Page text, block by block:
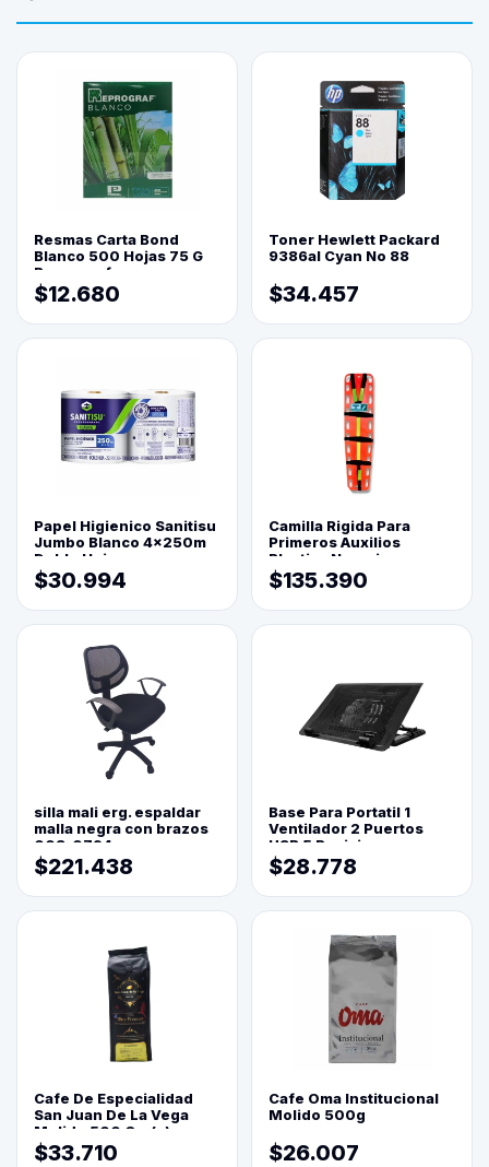
Resmas Carta Bond
Blanco 500 Hojas 75 G
Reprograf.
$12.680
Toner Hewlett Packard
9386al Cyan No 88
$34.457
Papel Higienico Sanitisu
Jumbo Blanco 4x250m
Doble Hoja
$30.994
Camilla Rigida Para
Primeros Auxilios
Plastica Naranja
$135.390
silla mali erg. espaldar
malla negra con brazos
003-0794
$221.438
Base Para Portatil 1
Ventilador 2 Puertos
USB 5 Posiciones
$28.778
Cafe De Especialidad
San Juan De La Vega
Molido 500 Grs(=)
$33.710
Cafe Oma Institucional
Molido 500g
$26.007